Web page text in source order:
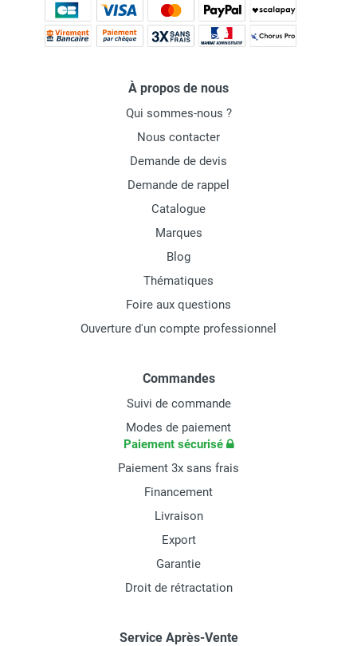
À propos de nous
Qui sommes-nous ?
Nous contacter
Demande de devis
Demande de rappel
Catalogue
Marques
Blog
Thématiques
Foire aux questions
Ouverture d'un compte professionnel
Commandes
Suivi de commande
Modes de paiement
Paiement sécurisé
Paiement 3x sans frais
Financement
Livraison
Export
Garantie
Droit de rétractation
Service Après-Vente